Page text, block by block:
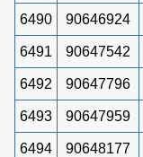
6490 90646924
6491 90647542
6492 90647796
6493 90647959
6494 90648177